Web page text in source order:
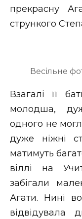
прекрасну
стрункого
Весільне
Взагалі її
молодша,
одного не
дуже ніжні
матимуть
віллі на
забігали
Агати. Нині
відвідувала